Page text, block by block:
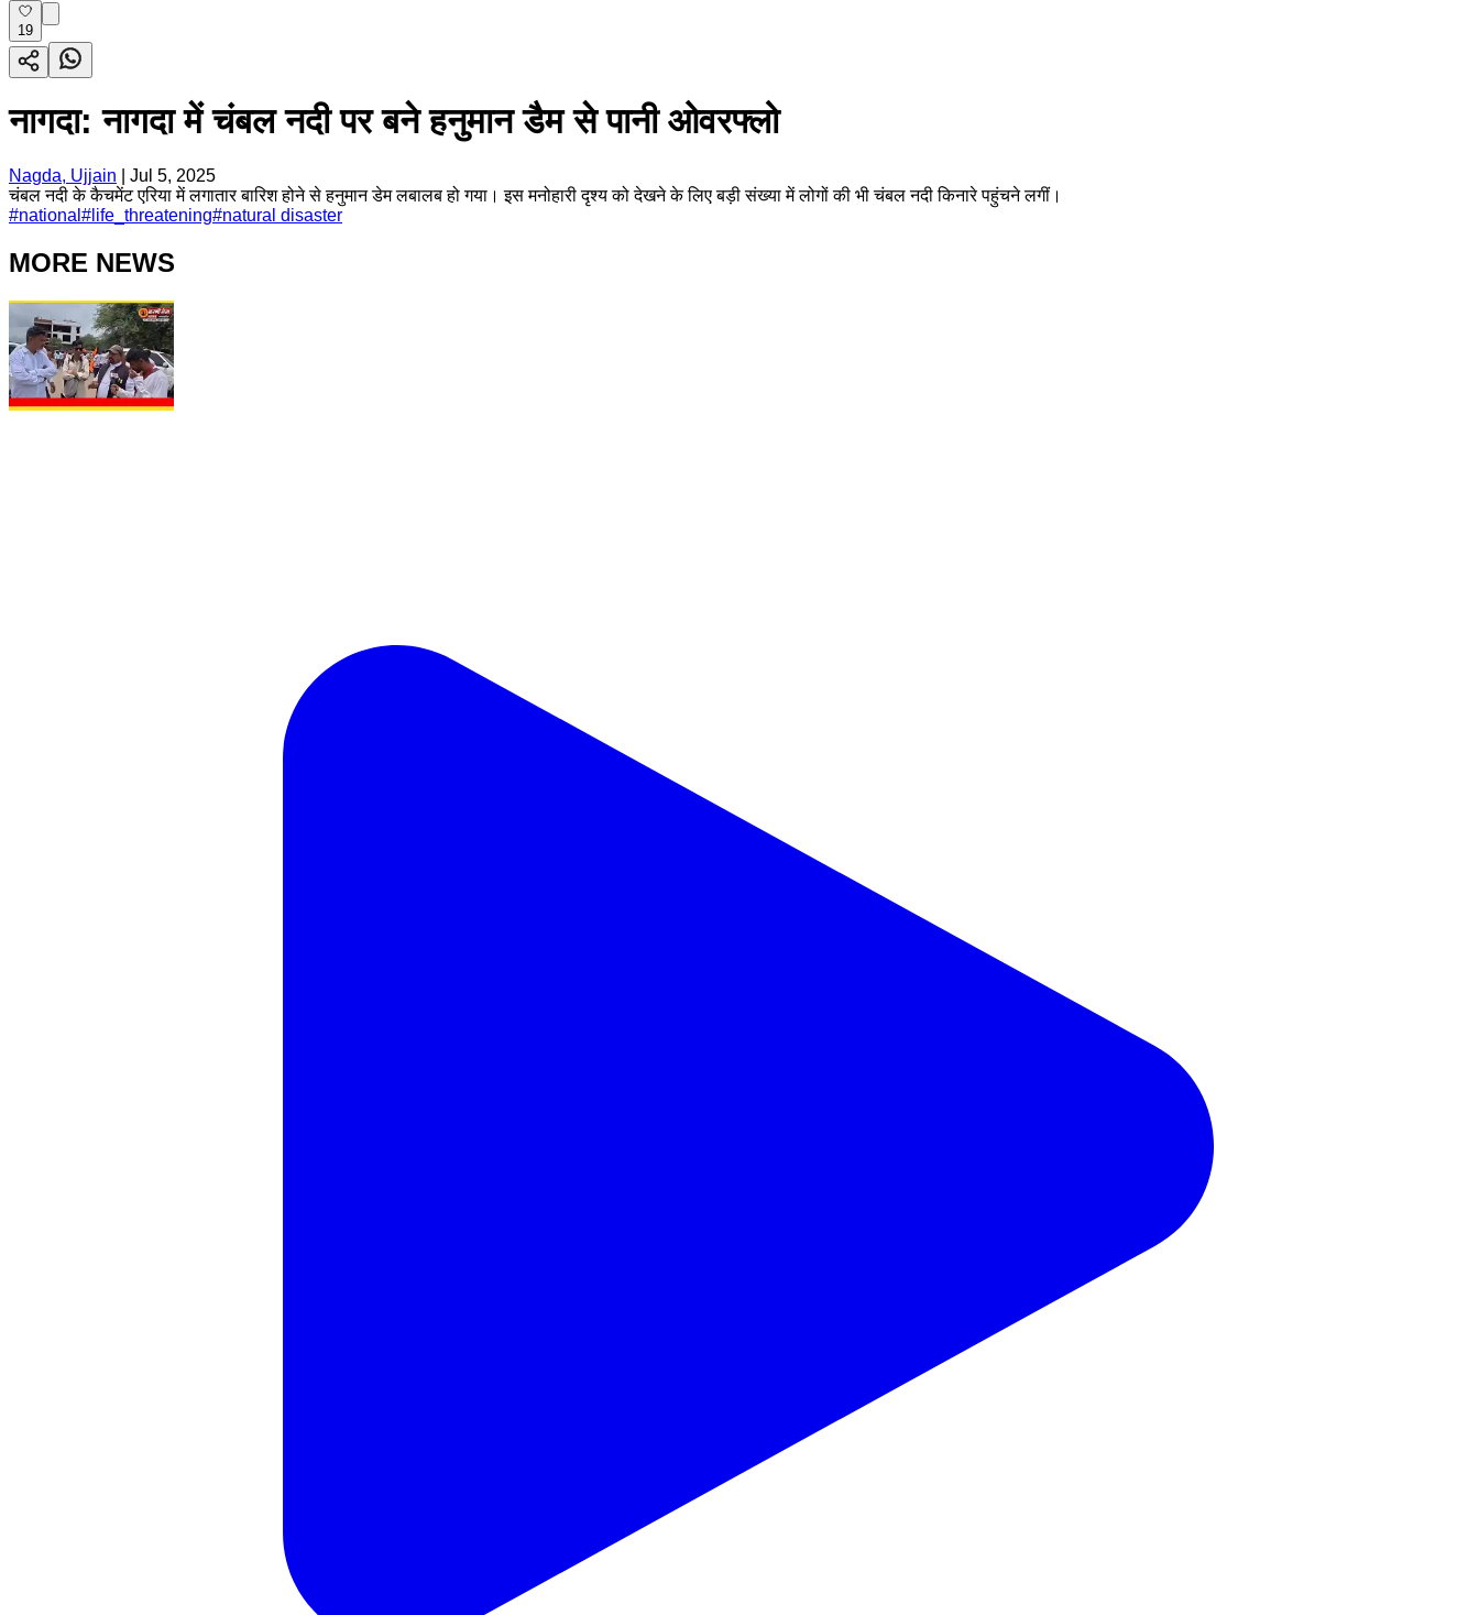
19
नागदा: नागदा में चंबल नदी पर बने हनुमान डैम से पानी ओवरफ्लो
Nagda, Ujjain
Jul 5, 2025
चंबल नदी के कैचमेंट एरिया में लगातार बारिश होने से हनुमान डेम लबालब हो गया। इस मनोहारी दृश्य को देखने के लिए बड़ी संख्या में लोगों की भी चंबल नदी किनारे पहुंचने लगीं।
#national # life_threatening#natural disaster
MORE NEWS